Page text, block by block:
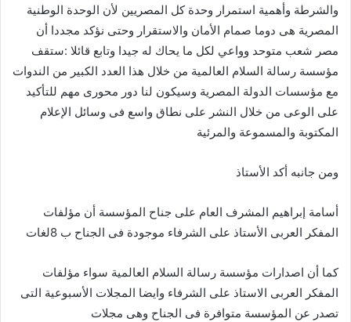
والشرطة وأهمية استمرار وحدة كل المصريين لأن الوحدة الوطنية
المصرية هى دوما صمام الأمان والاستقرار وحتى نؤكد مجددا أن
مصر شعب متوحد وواعي لكل ما يحاك له جيدا وتابع قائلا :ستقف
مؤسسة رسالة السلام العالمية من خلال هذا العدد الكبير من الندوات
مع مؤسسات الدولة المصرية وسيكون لنا دور محورى مهم للتأكيد
على الوعى من خلال النشر على نطاق واسع فى وسائل الإعلام
المكتوبة والمسموعة والمرئية
ومن جانبه أكد الأستاذ
أسامة إبراهيم المشرف العام على جناح المؤسسة أن مؤلفات
المفكر العربى الأستاذ على الشرفاء موجودة فى الجناح ب 8لغات
كما أن اصدارات مؤسسة رسالة السلام العالمية سواء مؤلفات
المفكر العربى الاستاذ على الشرفاء وايضا المجلات الأسبوعية التى
تصدر عن المؤسسة متوافرة فى الجناح وهى مجلات